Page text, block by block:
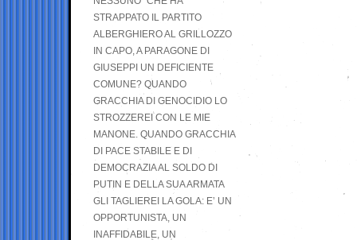
STRAPPATO IL PARTITO
ALBERGHIERO AL GRILLOZZO
IN CAPO, A PARAGONE DI
GIUSEPPI UN DEFICIENTE
COMUNE? QUANDO
GRACCHIA DI GENOCIDIO LO
STROZZEREI CON LE MIE
MANONE. QUANDO GRACCHIA
DI PACE STABILE E DI
DEMOCRAZIA AL SOLDO DI
PUTIN E DELLA SUA ARMATA
GLI TAGLIEREI LA GOLA: E’ UN
OPPORTUNISTA, UN
INAFFIDABILE, UN